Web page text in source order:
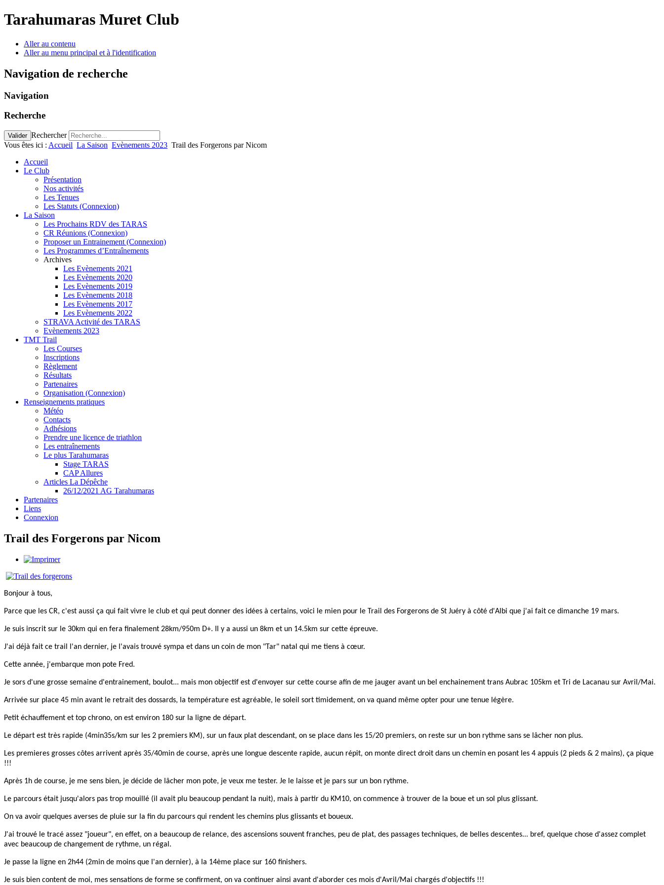
Tarahumaras Muret Club
Aller au contenu
Aller au menu principal et à l'identification
Navigation de recherche
Navigation
Recherche
Valider Rechercher
Vous êtes ici : Accueil La Saison Evènements 2023 Trail des Forgerons par Nicom
Accueil
Le Club
Présentation
Nos activités
Les Tenues
Les Statuts (Connexion)
La Saison
Les Prochains RDV des TARAS
CR Réunions (Connexion)
Proposer un Entrainement (Connexion)
Les Programmes d’Entraînements
Archives
Les Evènements 2021
Les Evènements 2020
Les Evènements 2019
Les Evènements 2018
Les Evènements 2017
Les Evènements 2022
STRAVA Activité des TARAS
Evènements 2023
TMT Trail
Les Courses
Inscriptions
Règlement
Résultats
Partenaires
Organisation (Connexion)
Renseignements pratiques
Météo
Contacts
Adhésions
Prendre une licence de triathlon
Les entraînements
Le plus Tarahumaras
Stage TARAS
CAP Allures
Articles La Dépêche
26/12/2021 AG Tarahumaras
Partenaires
Liens
Connexion
Trail des Forgerons par Nicom
Bonjour à tous,
Parce que les CR, c'est aussi ça qui fait vivre le club et qui peut donner des idées à certains, voici le mien pour le Trail des Forgerons de St Juéry à côté d'Albi que j'ai fait ce dimanche 19 mars.
Je suis inscrit sur le 30km qui en fera finalement 28km/950m D+. Il y a aussi un 8km et un 14.5km sur cette épreuve.
J'ai déjà fait ce trail l'an dernier, je l'avais trouvé sympa et dans un coin de mon "Tar" natal qui me tiens à cœur.
Cette année, j'embarque mon pote Fred.
Je sors d'une grosse semaine d'entrainement, boulot... mais mon objectif est d'envoyer sur cette course afin de me jauger avant un bel enchainement trans Aubrac 105km et Tri de Lacanau sur Avril/Mai.
Arrivée sur place 45 min avant le retrait des dossards, la température est agréable, le soleil sort timidement, on va quand même opter pour une tenue légère.
Petit échauffement et top chrono, on est environ 180 sur la ligne de départ.
Le départ est très rapide (4min35s/km sur les 2 premiers KM), sur un faux plat descendant, on se place dans les 15/20 premiers, on reste sur un bon rythme sans se lâcher non plus.
Les premieres grosses côtes arrivent après 35/40min de course, après une longue descente rapide, aucun répit, on monte direct droit dans un chemin en posant les 4 appuis (2 pieds & 2 mains), ça pique
!!!
Après 1h de course, je me sens bien, je décide de lâcher mon pote, je veux me tester. Je le laisse et je pars sur un bon rythme.
Le parcours était jusqu'alors pas trop mouillé (il avait plu beaucoup pendant la nuit), mais à partir du KM10, on commence à trouver de la boue et un sol plus glissant.
On va avoir quelques averses de pluie sur la fin du parcours qui rendent les chemins plus glissants et boueux.
J'ai trouvé le tracé assez "joueur", en effet, on a beaucoup de relance, des ascensions souvent franches, peu de plat, des passages techniques, de belles descentes... bref, quelque chose d'assez complet
avec beaucoup de changement de rythme, un régal.
Je passe la ligne en 2h44 (2min de moins que l'an dernier), à la 14ème place sur 160 finishers.
Je suis bien content de moi, mes sensations de forme se confirment, on va continuer ainsi avant d'aborder ces mois d'Avril/Mai chargés d'objectifs !!!